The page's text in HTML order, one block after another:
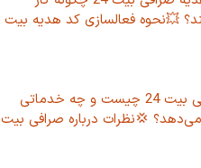
💥نحوه فعالسازی کد هدیه بیت
صرافی بیت 24 چیست و چه خدماتی
می‌دهد؟ 💢نظرات درباره صرافی بیت